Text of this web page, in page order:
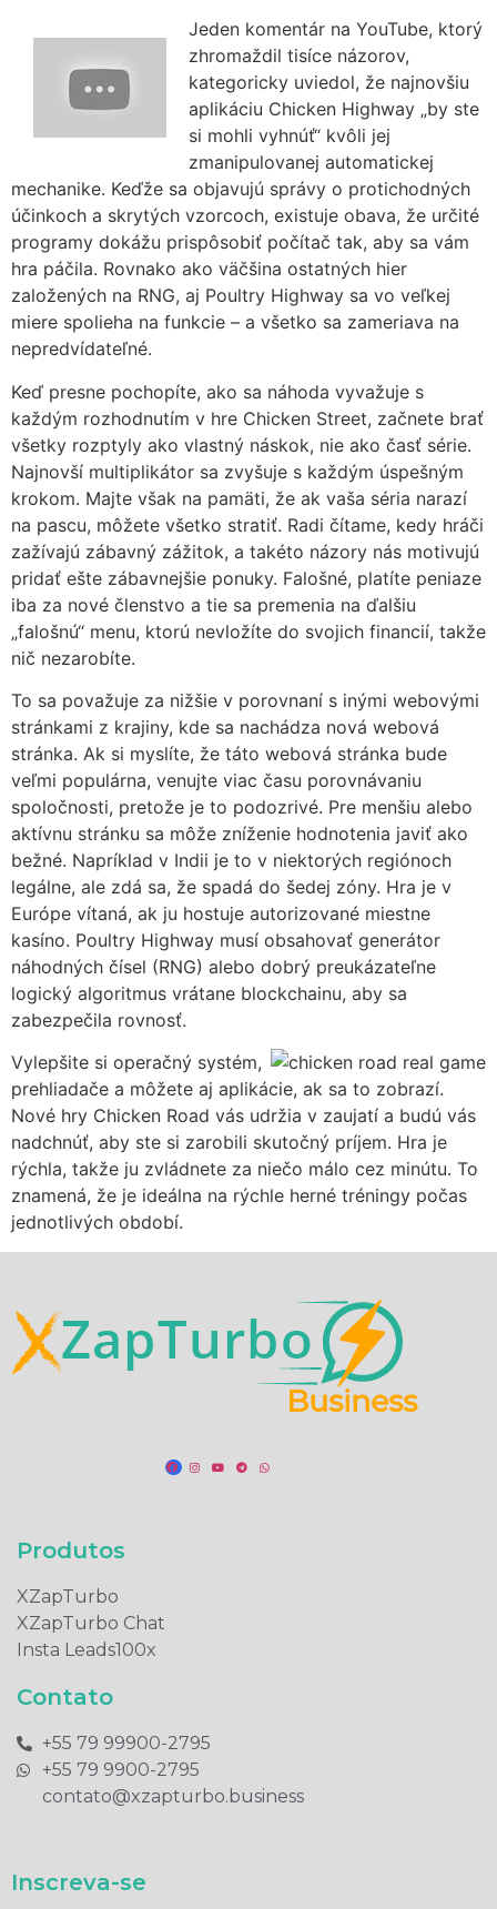
Jeden komentár na YouTube, ktorý
zhromaždil tisíce názorov,
kategoricky uviedol, že najnovšiu
aplikáciu Chicken Highway „by ste
si mohli vyhnúť“ kvôli jej
zmanipulovanej automatickej
mechanike. Keďže sa objavujú správy o protichodných
účinkoch a skrytých vzorcoch, existuje obava, že určité
programy dokážu prispôsobiť počítač tak, aby sa vám
hra páčila. Rovnako ako väčšina ostatných hier
založených na RNG, aj Poultry Highway sa vo veľkej
miere spolieha na funkcie – a všetko sa zameriava na
nepredvídateľné.
Keď presne pochopíte, ako sa náhoda vyvažuje s
každým rozhodnutím v hre Chicken Street, začnete brať
všetky rozptyly ako vlastný náskok, nie ako časť série.
Najnovší multiplikátor sa zvyšuje s každým úspešným
krokom. Majte však na pamäti, že ak vaša séria narazí
na pascu, môžete všetko stratiť. Radi čítame, kedy hráči
zažívajú zábavný zážitok, a takéto názory nás motivujú
pridať ešte zábavnejšie ponuky. Falošné, platíte peniaze
iba za nové členstvo a tie sa premenia na ďalšiu
„falošnú“ menu, ktorú nevložíte do svojich financií, takže
nič nezarobíte.
To sa považuje za nižšie v porovnaní s inými webovými
stránkami z krajiny, kde sa nachádza nová webová
stránka. Ak si myslíte, že táto webová stránka bude
veľmi populárna, venujte viac času porovnávaniu
spoločnosti, pretože je to podozrivé. Pre menšiu alebo
aktívnu stránku sa môže zníženie hodnotenia javiť ako
bežné. Napríklad v Indii je to v niektorých regiónoch
legálne, ale zdá sa, že spadá do šedej zóny. Hra je v
Európe vítaná, ak ju hostuje autorizované miestne
kasíno. Poultry Highway musí obsahovať generátor
náhodných čísel (RNG) alebo dobrý preukázateľne
logický algoritmus vrátane blockchainu, aby sa
zabezpečila rovnosť.
Vylepšite si operačný systém,
prehliadače a môžete aj aplikácie, ak sa to zobrazí.
Nové hry Chicken Road vás udržia v zaujatí a budú vás
nadchnúť, aby ste si zarobili skutočný príjem. Hra je
rýchla, takže ju zvládnete za niečo málo cez minútu. To
znamená, že je ideálna na rýchle herné tréningy počas
jednotlivých období.
Produtos​
XZapTurbo
XZapTurbo Chat
Insta Leads100x
Contato
+55 79 99900-2795​
+55 79 9900-2795​
contato@xzapturbo.business
Inscreva-se